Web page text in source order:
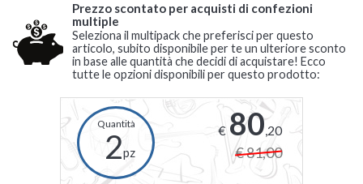
Prezzo scontato per acquisti di confezioni
multiple
Seleziona il multipack che preferisci per questo
articolo, subito disponibile per te un ulteriore sconto
in base alle quantità che decidi di acquistare! Ecco
tutte le opzioni disponibili per questo prodotto:
2pz
€ 80,20
€ 81,00